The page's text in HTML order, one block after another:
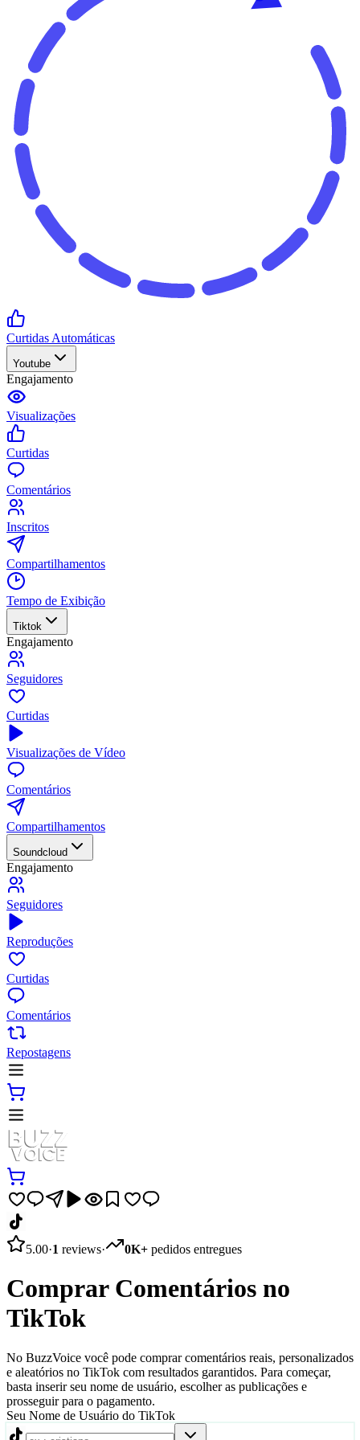
Curtidas Automáticas
Youtube
Engajamento
Visualizações
Curtidas
Comentários
Inscritos
Compartilhamentos
Tempo de Exibição
Tiktok
Engajamento
Seguidores
Curtidas
Visualizações de Vídeo
Comentários
Compartilhamentos
Soundcloud
Engajamento
Seguidores
Reproduções
Curtidas
Comentários
Repostagens
5.00·1 reviews· 0K+ pedidos entregues
Comprar Comentários no
TikTok
No BuzzVoice você pode comprar comentários reais, personalizados
e aleatórios no TikTok com resultados garantidos. Para começar,
basta inserir seu nome de usuário, escolher as publicações e
prosseguir para o pagamento.
Seu Nome de Usuário do TikTok